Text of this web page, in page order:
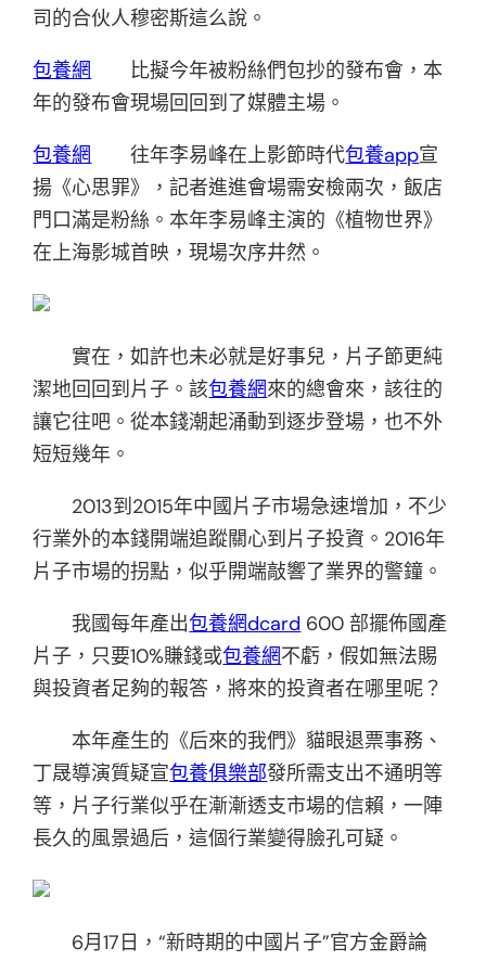
司的合伙人穆密斯這么說。
包養網 比擬今年被粉絲們包抄的發布會，本
年的發布會現場回回到了媒體主場。
包養網 往年李易峰在上影節時代包養app宣
揚《心思罪》，記者進進會場需安檢兩次，飯店
門口滿是粉絲。本年李易峰主演的《植物世界》
在上海影城首映，現場次序井然。
實在，如許也未必就是好事兒，片子節更純
潔地回回到片子。該包養網來的總會來，該往的
讓它往吧。從本錢潮起涌動到逐步登場，也不外
短短幾年。
2013到2015年中國片子市場急速增加，不少
行業外的本錢開端追蹤關心到片子投資。2016年
片子市場的拐點，似乎開端敲響了業界的警鐘。
我國每年產出包養網dcard 600 部擺佈國產
片子，只要10%賺錢或包養網不虧，假如無法賜
與投資者足夠的報答，將來的投資者在哪里呢？
本年產生的《后來的我們》貓眼退票事務、
丁晟導演質疑宣包養俱樂部發所需支出不通明等
等，片子行業似乎在漸漸透支市場的信賴，一陣
長久的風景過后，這個行業變得臉孔可疑。
6月17日，“新時期的中國片子”官方金爵論